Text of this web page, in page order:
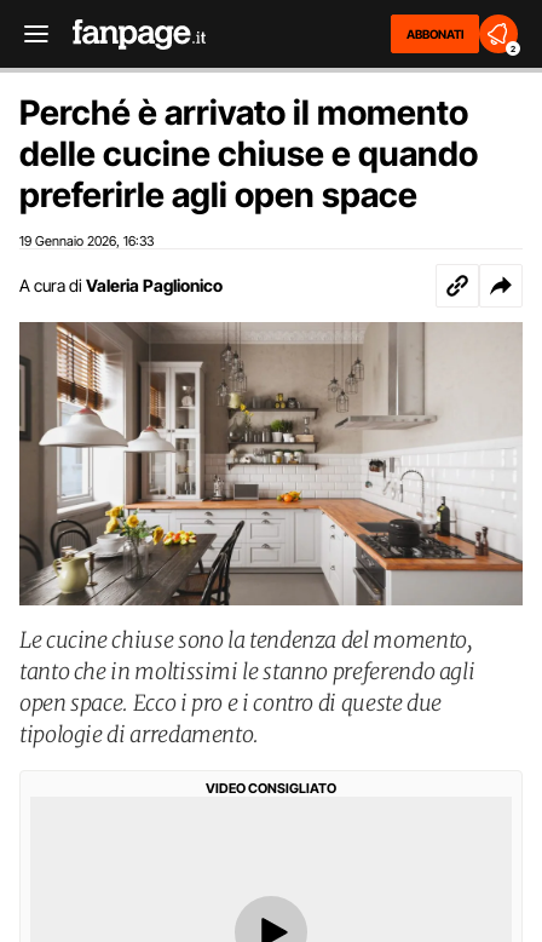
ABBONATI
2
Perché è arrivato il momento
delle cucine chiuse e quando
preferirle agli open space
19 Gennaio 2026 16:33
A cura di Valeria Paglionico
Le cucine chiuse sono la tendenza del momento,
tanto che in moltissimi le stanno preferendo agli
open space. Ecco i pro e i contro di queste due
tipologie di arredamento.
VIDEO CONSIGLIATO